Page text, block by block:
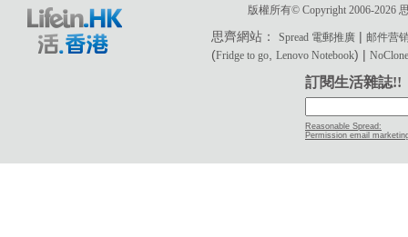
版權所有© Copyright 2006-2026
思齊網站：Spread 電郵推廣 |邮件营
(Fridge to go ,Lenovo Notebook) |